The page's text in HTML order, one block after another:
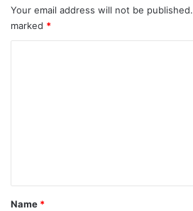
Your email address will not be published.
marked *
*
Name *